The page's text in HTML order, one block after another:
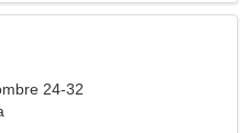
24-32